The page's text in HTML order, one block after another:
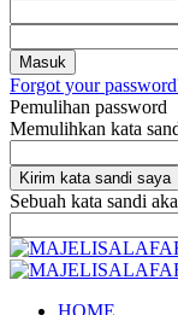
Forgot your
Pemulihan password
Memulihkan kata
Sebuah kata sandi
HOME